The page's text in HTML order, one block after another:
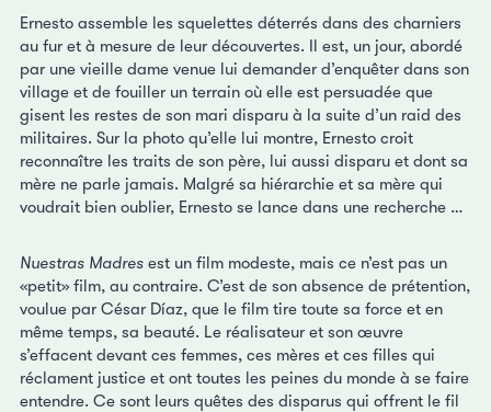
Ernesto assemble les squelettes déterrés dans des charniers
au fur et à mesure de leur découvertes. Il est, un jour, abordé
par une vieille dame venue lui demander d’enquêter dans son
village et de fouiller un terrain où elle est persuadée que
gisent les restes de son mari disparu à la suite d’un raid des
militaires. Sur la photo qu’elle lui montre, Ernesto croit
reconnaître les traits de son père, lui aussi disparu et dont sa
mère ne parle jamais. Malgré sa hiérarchie et sa mère qui
voudrait bien oublier, Ernesto se lance dans une recherche …
Nuestras Madres est un film modeste, mais ce n’est pas un
«petit» film, au contraire. C’est de son absence de prétention,
voulue par César Díaz, que le film tire toute sa force et en
même temps, sa beauté. Le réalisateur et son œuvre
s’effacent devant ces femmes, ces mères et ces filles qui
réclament justice et ont toutes les peines du monde à se faire
entendre. Ce sont leurs quêtes des disparus qui offrent le fil